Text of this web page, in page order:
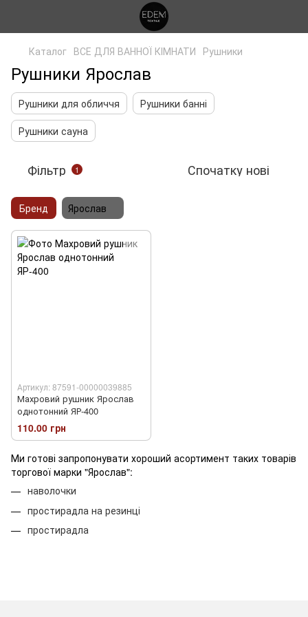
Каталог ВСЕ ДЛЯ ВАННОЇ КІМНАТИ Рушники
Рушники Ярослав
Рушники для обличчя
Рушники банні
Рушники сауна
Фільтр 1 Спочатку нові
Бренд Ярослав
Артикул: 87591-00000039885
Махровий рушник Ярослав
однотонний ЯР-400
110.00 грн
Ми готові запропонувати хороший асортимент таких товарів
торгової марки "Ярослав":
наволочки
простирадла на резинці
простирадла